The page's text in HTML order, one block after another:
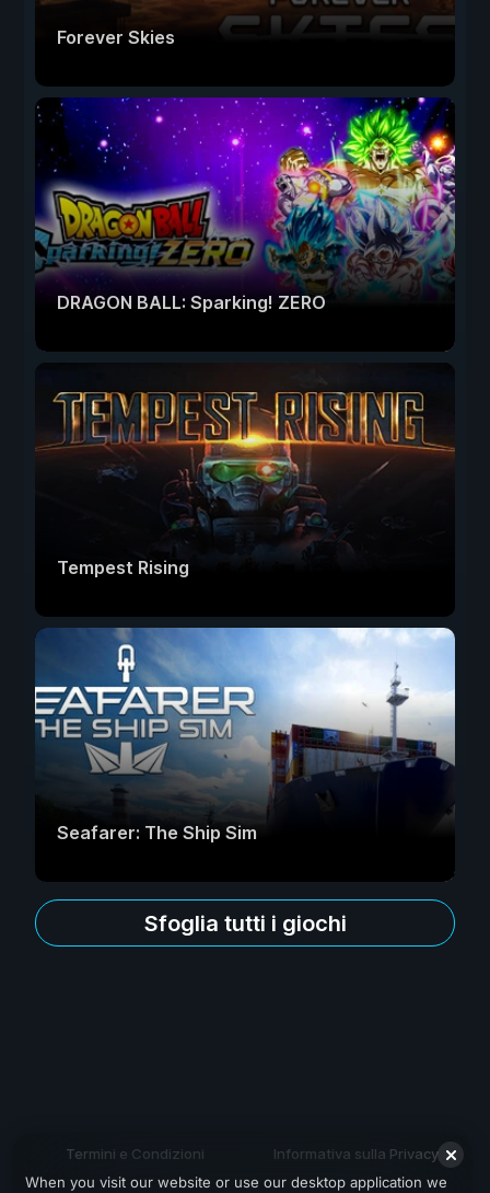
Forever Skies
DRAGON BALL: Sparking! ZERO
Tempest Rising
Seafarer: The Ship Sim
Sfoglia tutti i giochi
Termini e Condizioni Informativa sulla Privacy
When you visit our website or use our desktop application we